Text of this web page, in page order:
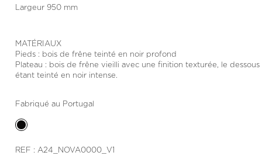
Largeur 950 mm
MATÉRIAUX
Pieds : bois de frêne teinté en noir profond
Plateau : bois de frêne vieilli avec une finition texturée, le dessous
étant teinté en noir intense.
Fabriqué au Portugal
REF : A24_NOVA0000_V1